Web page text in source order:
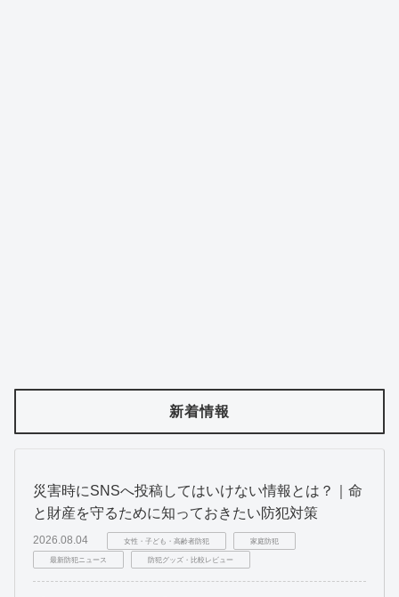
新着情報
災害時にSNSへ投稿してはいけない情報とは？｜命
と財産を守るために知っておきたい防犯対策
2026.08.04 女性・子ども・高齢者防犯 家庭防犯
最新防犯ニュース 防犯グッズ・比較レビュー